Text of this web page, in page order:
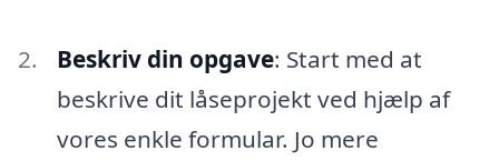
Beskriv din opgave: Start med at
beskrive dit låseprojekt ved hjælp af
vores enkle formular. Jo mere